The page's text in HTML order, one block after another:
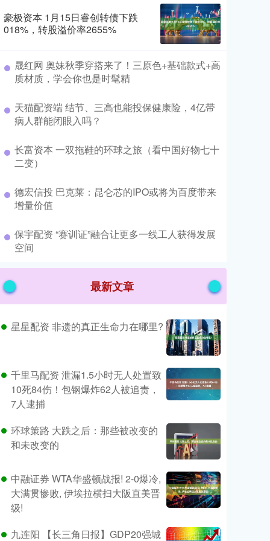
豪极资本 1月15日睿创转债下跌
018%，转股溢价率2655%
​晟红网 奥妹秋季穿搭来了！三原色+基础款式+高
质材质，学会你也是时髦精
​天猫配资端 结节、三高也能投保健康险，4亿带
病人群能闭眼入吗？
​长富资本 一双拖鞋的环球之旅（看中国好物七十
二变）
​德宏信投 巴克莱：昆仑芯的IPO或将为百度带来
增量价值
​保宇配资 “赛训证”融合让更多一线工人获得发展
空间
最新文章
星星配资 非遗的真正生命力在哪里?
千里马配资 泄漏1.5小时无人处置致
10死84伤！包钢爆炸62人被追责，
7人逮捕
环球策路 大跌之后：那些被改变的
和未改变的
中融证券 WTA华盛顿战报! 2-0爆冷,
大满贯惨败, 伊埃拉横扫大阪直美晋
级!
九连阳 【长三角日报】GDP20强城